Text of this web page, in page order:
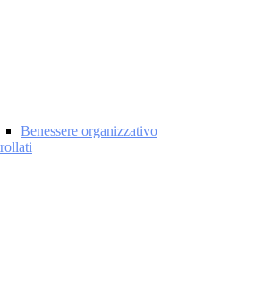
Benessere organizzativo